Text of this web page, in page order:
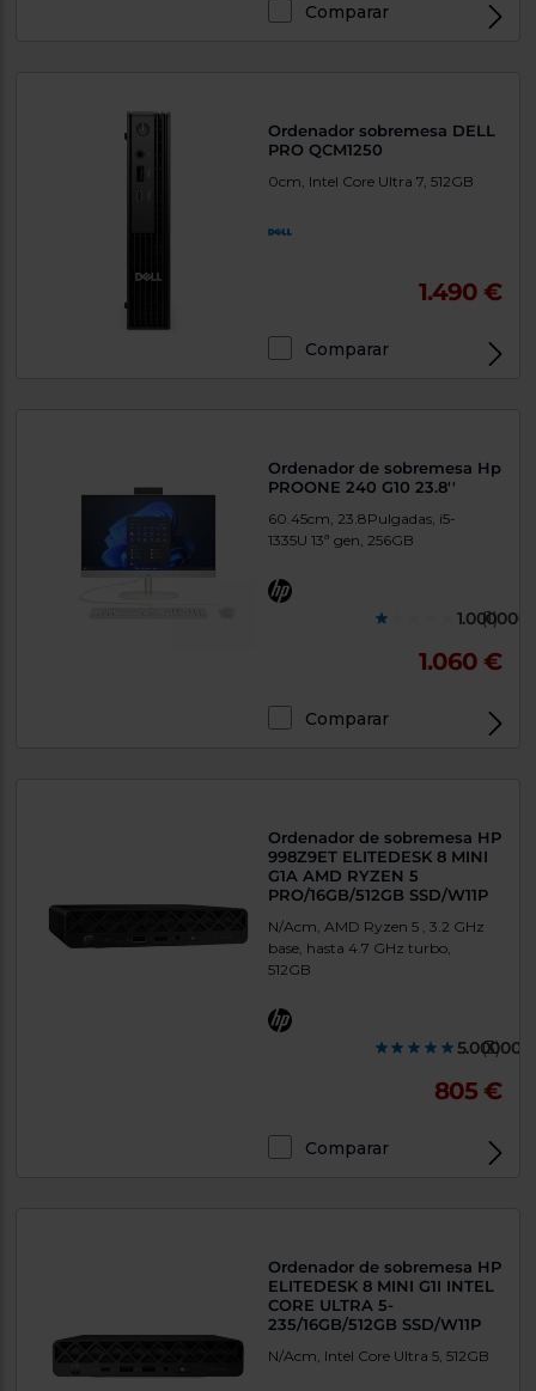
Comparar
Ordenador sobremesa DELL
PRO QCM1250
0cm, Intel Core Ultra 7, 512GB
1.490 €
Comparar
Ordenador de sobremesa Hp
PROONE 240 G10 23.8''
60.45cm, 23.8Pulgadas, i5-
1335U 13ª gen, 256GB
(1)
1.060 €
Comparar
Ordenador de sobremesa HP
998Z9ET ELITEDESK 8 MINI
G1A AMD RYZEN 5
PRO/16GB/512GB SSD/W11P
N/Acm, AMD Ryzen 5 , 3.2 GHz
base, hasta 4.7 GHz turbo,
512GB
(3)
805 €
Comparar
Ordenador de sobremesa HP
ELITEDESK 8 MINI G1I INTEL
CORE ULTRA 5-
235/16GB/512GB SSD/W11P
N/Acm, Intel Core Ultra 5, 512GB